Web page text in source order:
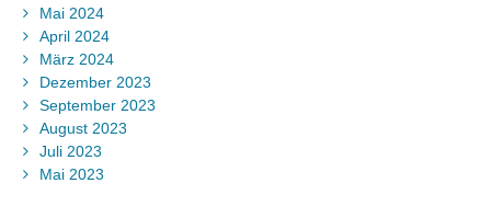
Mai 2024
April 2024
März 2024
Dezember 2023
September 2023
August 2023
Juli 2023
Mai 2023